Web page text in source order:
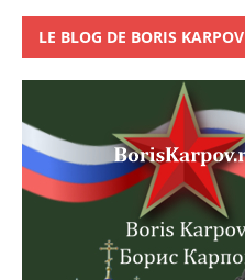
LE BLOG DE BORIS KARPOV